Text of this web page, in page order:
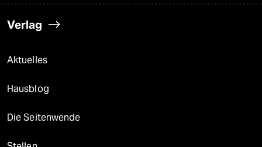
Verlag
Aktuelles
Hausblog
Die Seitenwende